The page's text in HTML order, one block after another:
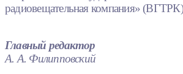
радиовещательная компания»
Главный редактор
А. А. Филипповский